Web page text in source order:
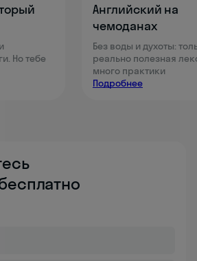
Но тебе
Английский на
чемоданах
Без воды и духоты:
реально полезная
много практики
Подробнее